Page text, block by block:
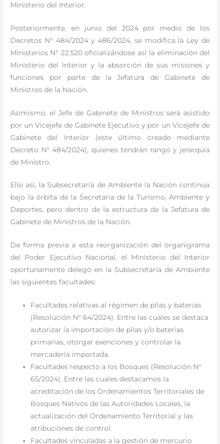
Ministerio del Interior.
Posteriormente, en junio del 2024 por medio de los
Decretos N° 484/2024 y 486/2024, se modifica la Ley de
Ministerios N° 22.520 oficializándose así la eliminación del
Ministerio del Interior y la absorción de sus misiones y
funciones por parte de la Jefatura de Gabinete de
Ministros de la Nación.
Asimismo, el Jefe de Gabinete de Ministros será asistido
por un Vicejefe de Gabinete Ejecutivo y por un Vicejefe de
Gabinete del Interior (este último creado mediante
Decreto N° 484/2024), quienes tendrán rango y jerarquía
de Ministro.
Ello así, la Subsecretaría de Ambiente la Nación continúa
bajo la órbita de la Secretaría de la Turismo, Ambiente y
Deportes, pero dentro de la estructura de la Jefatura de
Gabinete de Ministros de la Nación.
De forma previa a esta reorganización del organigrama
del Poder Ejecutivo Nacional, el Ministerio del Interior
oportunamente delegó en la Subsecretaría de Ambiente
las siguientes facultades:
Facultades relativas al régimen de pilas y baterías
(Resolución N° 64/2024). Entre las cuales se destaca
autorizar la importación de pilas y/o baterías
primarias, otorgar exenciones y controlar la
mercadería importada.
Facultades respecto a los Bosques (Resolución N°
65/2024). Entre las cuales destacamos la
acreditación de los Ordenamientos Territoriales de
Bosques Nativos de las Autoridades Locales, la
actualización del Ordenamiento Territorial y las
atribuciones de control.
Facultades vinculadas a la gestión de mercurio